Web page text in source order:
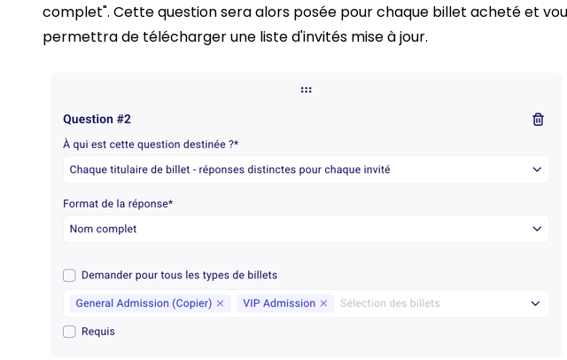
complet". Cette question sera alors posée pour chaque billet acheté et
permettra de télécharger une liste d'invités mise à jour.